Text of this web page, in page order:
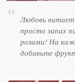
Любовь
просто запах
розами! На
добавьте